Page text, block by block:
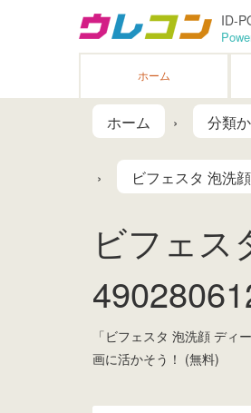
ID-
ホーム
ホーム 分類
ビフェスタ 泡洗
ビフェス
「ビフェスタ 泡洗顔 デ
画に活かそう！ (無料)